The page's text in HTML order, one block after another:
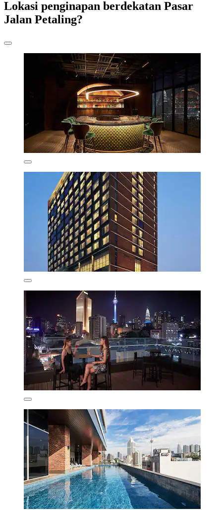
Lokasi penginapan berdekatan Pasar
Jalan Petaling?